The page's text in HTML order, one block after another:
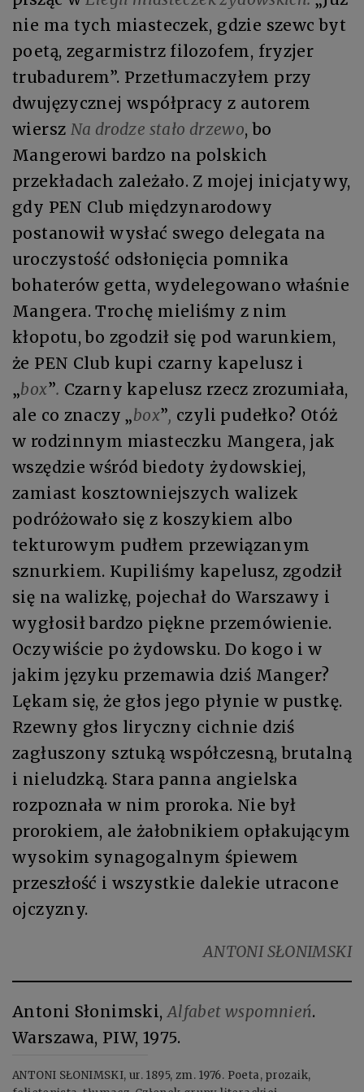
nie ma tych miasteczek, gdzie szewc byt
poetą, zegarmistrz filozofem, fryzjer
trubadurem”. Przetłumaczyłem przy
dwujęzycznej współpracy z autorem
wiersz Na drodze stało drzewo, bo
Mangerowi bardzo na polskich
przekładach zależało. Z mojej inicjaty­wy,
gdy PEN Club międzynarodowy
postanowił wysłać swego delegata na
uroczystość odsłonięcia pomnika
bohaterów getta, wydelegowano wła­śnie
Mangera. Trochę mieliśmy z nim
kłopotu, bo zgodził się pod warun­kiem,
że PEN Club kupi czarny kapelusz i
„box”. Czarny kapelusz rzecz zrozumiała,
ale co znaczy „box”, czyli pudełko? Otóż
w rodzinnym mia­steczku Mangera, jak
wszędzie wśród biedoty żydowskiej,
zamiast kosz­towniejszych walizek
podróżowało się z koszykiem albo
tekturowym pudłem przewiązanym
sznurkiem. Kupiliśmy kapelusz, zgodził
się na walizkę, pojechał do Warszawy i
wygłosił bardzo piękne przemówienie.
Oczywiście po żydowsku. Do kogo i w
jakim języku przemawia dziś Manger?
Lękam się, że głos jego płynie w pustkę.
Rzewny głos liryczny cichnie dziś
zagłuszony sztu­ką współczesną, brutalną
i nieludzką. Stara panna angielska
rozpoznała w nim proroka. Nie był
prorokiem, ale żałobnikiem opłakującym
wysokim synagogalnym śpiewem
przeszłość i wszystkie dalekie utracone
ojczyzny.
ANTONI SŁONIMSKI
Antoni Słonimski,Alfabet wspomnień.
Warszawa, PIW, 1975.
ANTONI SŁONIMSKI, ur. 1895, zm. 1976. Poeta, prozaik,